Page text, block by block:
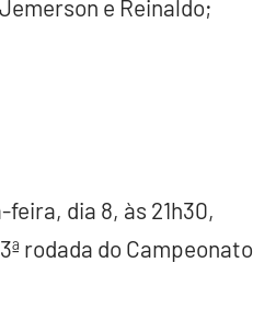
e Reinaldo;
dia 8, às 21h30,
rodada do Campeonato